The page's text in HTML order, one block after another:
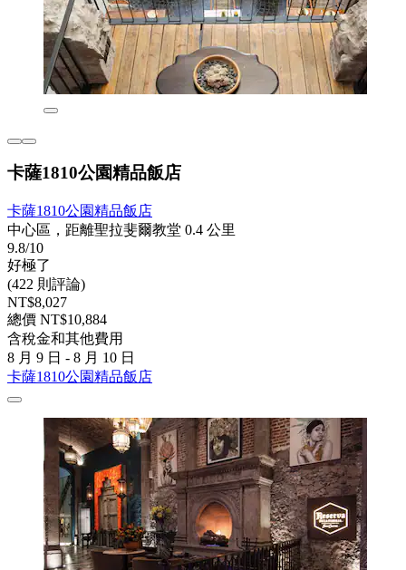
卡薩1810公園精品飯店
卡薩1810公園精品飯店
中心區，距離聖拉斐爾教堂 0.4 公里
9.8/10
好極了
(422 則評論)
NT$8,027
總價 NT$10,884
含稅金和其他費用
8 月 9 日 - 8 月 10 日
卡薩1810公園精品飯店